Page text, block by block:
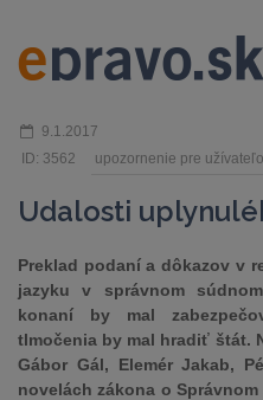
9.1.2017
ID: 3562
upozornenie pre
Udalosti
Preklad podaní a dôkazov v
jazyku v správnom
konaní by mal
tlmočenia by mal hradiť štát.
Gábor Gál, Elemér Jakab,
novelách zákona o